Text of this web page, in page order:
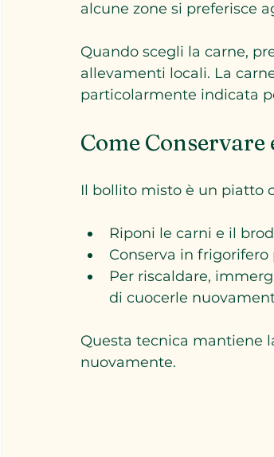
alcune zone si preferisce
Quando scegli la carne,
allevamenti locali. La
particolarmente indicata
Come
Il bollito misto è un piatto
Riponi le carni e il
Conserva in
Per riscaldare,
di cuocerle
Questa tecnica mantiene
nuovamente.